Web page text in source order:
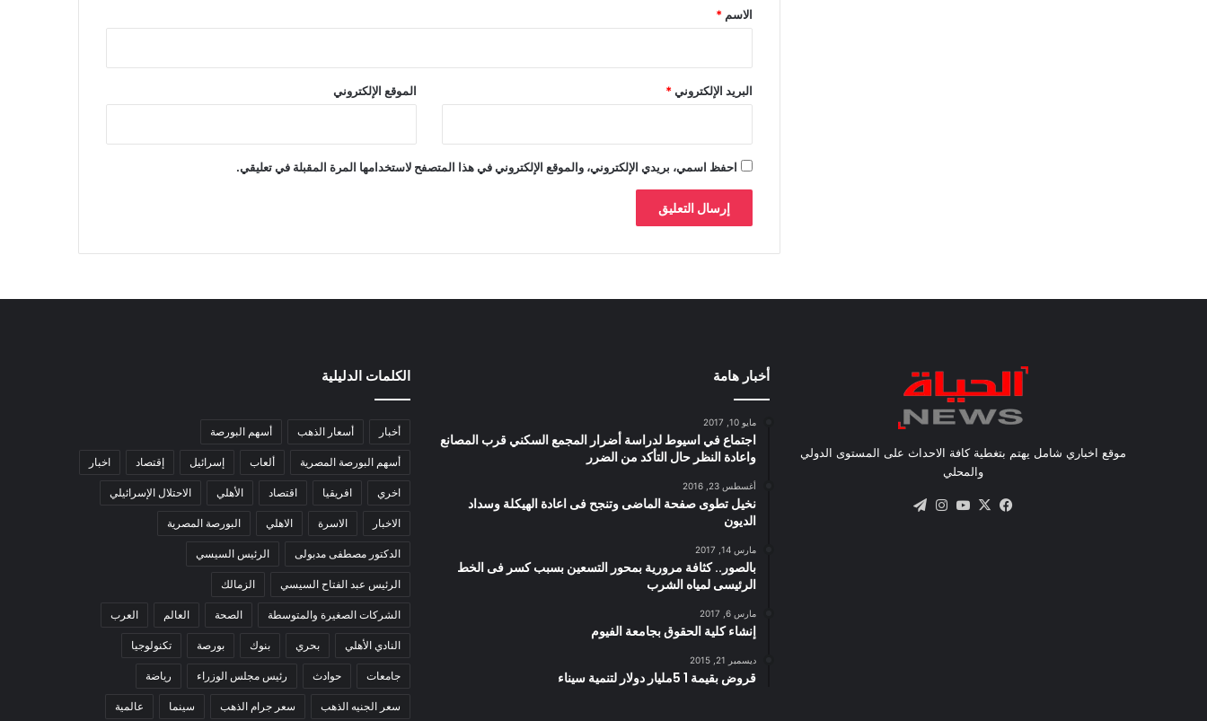
*
الاسم *
البريد الإلكتروني* الموقع الإلكتروني
احفظ اسمي، بريدي الإلكتروني، والموقع الإلكتروني في هذا المتصفح لاستخدامها المرة المقبلة في تعليقي.
موقع اخباري شامل يهتم بتغطية كافة الاحداث على المستوى الدولي
والمحلي
فيسبوك
X يوتيوبانستقرام
أخبار هامة
مايو 10, 2017
اجتماع في اسيوط لدراسة أضرار المجمع السكني قرب المصانع
واعادة النظر حال التأكد من الضرر
أغسطس 23, 2016
نخيل تطوى صفحة الماضى وتنجح فى اعادة الهيكلة وسداد
الديون
مارس 14, 2017
بالصور.. كثافة مرورية بمحور التسعين بسبب كسر فى الخط
الرئيسى لمياه الشرب
مارس 6, 2017
إنشاء كلية الحقوق بجامعة الفيوم
ديسمبر 21, 2015
قروض بقيمة 1 5مليار دولار لتنمية سيناء
الكلمات الدليلية
أخبار أسعار الذهب أسهم البورصة
أسهم البورصة المصرية ألعاب إسرائيل إقتصاد اخبار
اخري افريقيا اقتصاد الأهلي الاحتلال الإسرائيلي
الاخبار الاسرة الاهلي البورصة المصرية
الدكتور مصطفى مدبولى الرئيس السيسي
الرئيس عبد الفتاح السيسي الزمالك
الشركات الصغيرة والمتوسطة الصحة العالم العرب
النادي الأهلي بحري بنوك بورصة تكنولوجيا
جامعات حوادث رئيس مجلس الوزراء رياضة
سعر الجنيه الذهب سعر جرام الذهب سينما عالمية